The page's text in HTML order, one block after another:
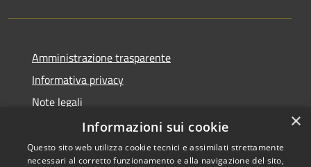
Amministrazione trasparente
Informativa privacy
Note legali
Dichiarazione di accessibilità
×
Informazioni sui cookie
Questo sito web utilizza cookie tecnici e assimilati strettamente
necessari al corretto funzionamento e alla navigazione del sito,